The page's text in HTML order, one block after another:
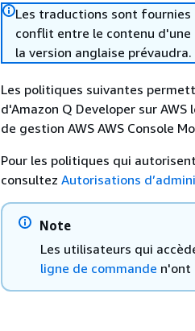
Les traductions sont
conflit entre le contenu
la version anglaise prévaudra.
Les politiques suivantes
d'Amazon Q Developer sur
de gestion AWS AWS Console
Pour les politiques qui
consultez Autorisations
Note
Les utilisateurs qui
ligne de commande n'ont